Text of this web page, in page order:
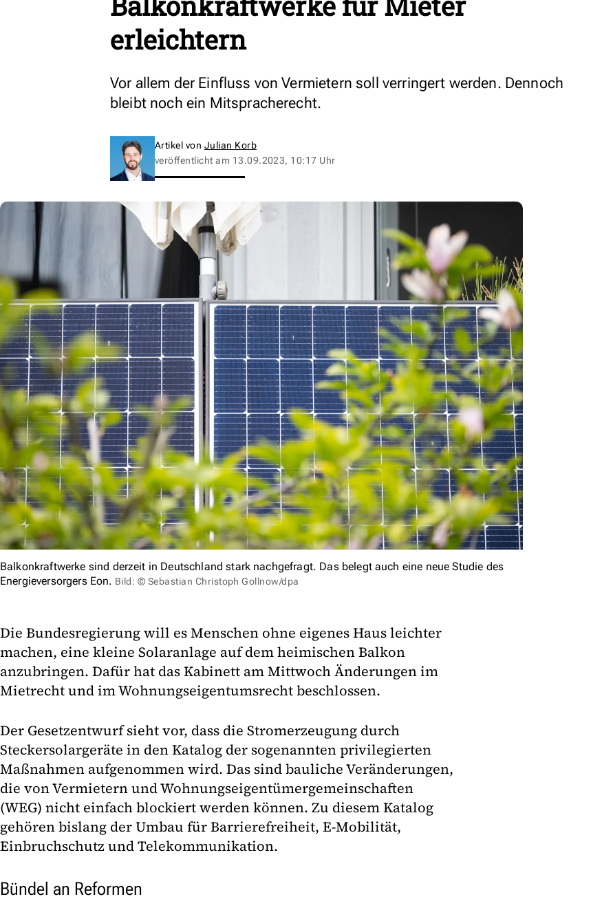
erleichtern
Vor allem der Einfluss von Vermietern soll verringert werden. Dennoch
bleibt noch ein Mitspracherecht.
Artikel von Julian Korb
veröffentlicht am 13.09.2023, 10:17 Uhr
Balkonkraftwerke sind derzeit in Deutschland stark nachgefragt. Das belegt auch eine neue Studie des
Energieversorgers Eon. Bild: © Sebastian Christoph Gollnow/dpa
Die Bundesregierung will es Menschen ohne eigenes Haus leichter
machen, eine kleine Solaranlage auf dem heimischen Balkon
anzubringen. Dafür hat das Kabinett am Mittwoch Änderungen im
Mietrecht und im Wohnungseigentumsrecht beschlossen.
Der Gesetzentwurf sieht vor, dass die Stromerzeugung durch
Steckersolargeräte in den Katalog der sogenannten privilegierten
Maßnahmen aufgenommen wird. Das sind bauliche Veränderungen,
die von Vermietern und Wohnungseigentümergemeinschaften
(WEG) nicht einfach blockiert werden können. Zu diesem Katalog
gehören bislang der Umbau für Barrierefreiheit, E-Mobilität,
Einbruchschutz und Telekommunikation.
Bündel an Reformen